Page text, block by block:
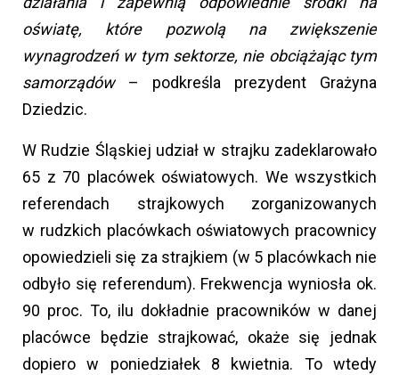
oświatę, które pozwolą na zwiększenie
wynagrodzeń w tym sektorze, nie obciążając tym
samorządów – podkreśla prezydent Grażyna
Dziedzic.
W Rudzie Śląskiej udział w strajku zadeklarowało
65 z 70 placówek oświatowych. We wszystkich
referendach strajkowych zorganizowanych
w rudzkich placówkach oświatowych pracownicy
opowiedzieli się za strajkiem (w 5 placówkach nie
odbyło się referendum). Frekwencja wyniosła ok.
90 proc. To, ilu dokładnie pracowników w danej
placówce będzie strajkować, okaże się jednak
dopiero w poniedziałek 8 kwietnia. To wtedy